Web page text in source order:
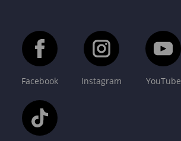
Facebook Instagram YouTube